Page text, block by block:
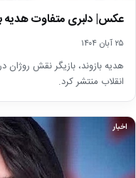
عکس| دلبری متفاوت هدیه
۲۵ آبان ۱۴۰۴
هدیه بازوند، بازیگر نقش
انقلاب منتشر کرد.
اخبار